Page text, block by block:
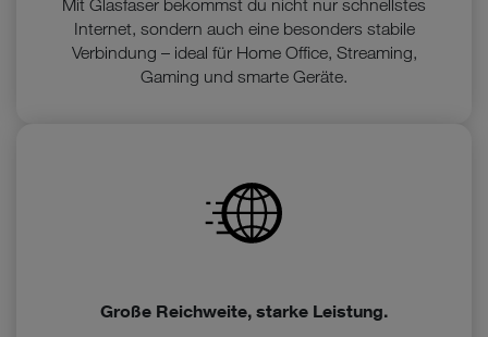
Mit Glasfaser bekommst du nicht nur schnellstes
Internet, sondern auch eine besonders stabile
Verbindung – ideal für Home Office, Streaming,
Gaming und smarte Geräte.
Große Reichweite, starke Leistung.